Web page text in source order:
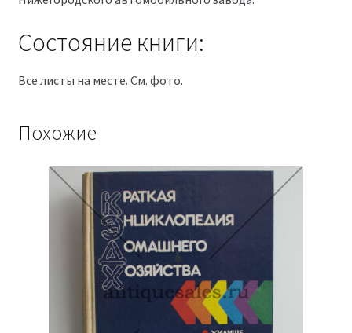
Состояние книги:
Все листы на месте. См. фото.
Похожие